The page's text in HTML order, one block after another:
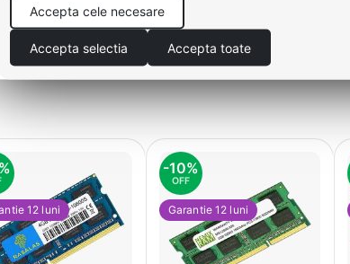
12 luni
-10%
OFF
Garantie 12 luni
Accepta cele necesare
Accepta selectia Accepta toate